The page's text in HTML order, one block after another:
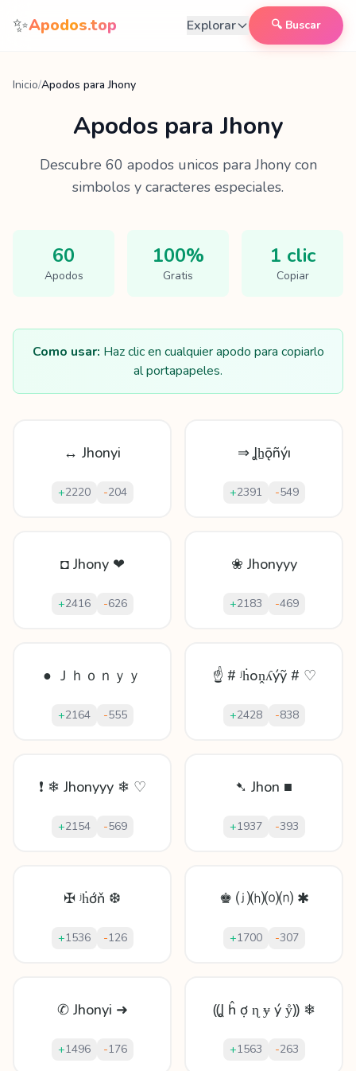
Saltar al contenido
✨Apodos.top Explorar 🔍 Buscar
Inicio/Apodos para Jhony
Apodos para Jhony
Descubre 60 apodos unicos paraJhonycon
simbolos y caracteres especiales.
60
Apodos
100%
Gratis
1 clic
Copiar
Como usar: Haz clic en cualquier apodo para copiarlo
al portapapeles.
↔ Jhonyi
+2220 -204
⇒ Ʝẖǭñýı
+2391 -549
◘ Jhony ❤
+2416 -626
❀ Jhonyyy
+2183 -469
● Ｊｈｏｎｙｙ
+2164 -555
☝ # ʲḣоṋʎýỹ # ♡
+2428 -838
❗ ❄ Jhonyyy ❄ ♡
+2154 -569
➷ Jhon ■
+1937 -393
✠ ʲḣớň ❆
+1536 -126
♚ ⒥⒣⒪⒩ ✱
+1700 -307
✆ Jhonyi ➜
+1496 -176
⸨Ʝ ĥ ợ ɳ ɏ ý ẙ⸩ ❄
+1563 -263